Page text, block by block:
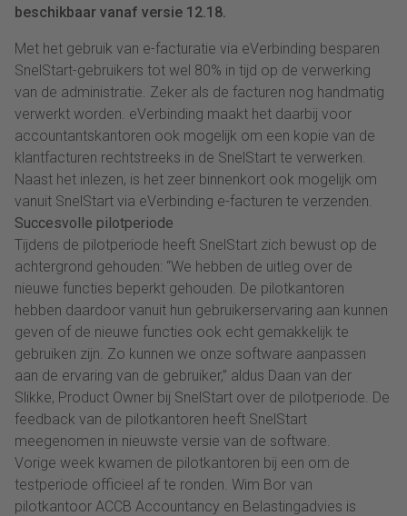
beschikbaar vanaf versie 12.18.
Met het gebruik van e-facturatie via eVerbinding besparen
SnelStart-gebruikers tot wel 80% in tijd op de verwerking
van de administratie. Zeker als de facturen nog handmatig
verwerkt worden. eVerbinding maakt het daarbij voor
accountantskantoren ook mogelijk om een kopie van de
klantfacturen rechtstreeks in de SnelStart te verwerken.
Naast het inlezen, is het zeer binnenkort ook mogelijk om
vanuit SnelStart via eVerbinding e-facturen te verzenden.
Succesvolle pilotperiode
Tijdens de pilotperiode heeft SnelStart zich bewust op de
achtergrond gehouden: “We hebben de uitleg over de
nieuwe functies beperkt gehouden. De pilotkantoren
hebben daardoor vanuit hun gebruikerservaring aan kunnen
geven of de nieuwe functies ook echt gemakkelijk te
gebruiken zijn. Zo kunnen we onze software aanpassen
aan de ervaring van de gebruiker,” aldus Daan van der
Slikke, Product Owner bij SnelStart over de pilotperiode. De
feedback van de pilotkantoren heeft SnelStart
meegenomen in nieuwste versie van de software.
Vorige week kwamen de pilotkantoren bij een om de
testperiode officieel af te ronden. Wim Bor van
pilotkantoor ACCB Accountancy en Belastingadvies is